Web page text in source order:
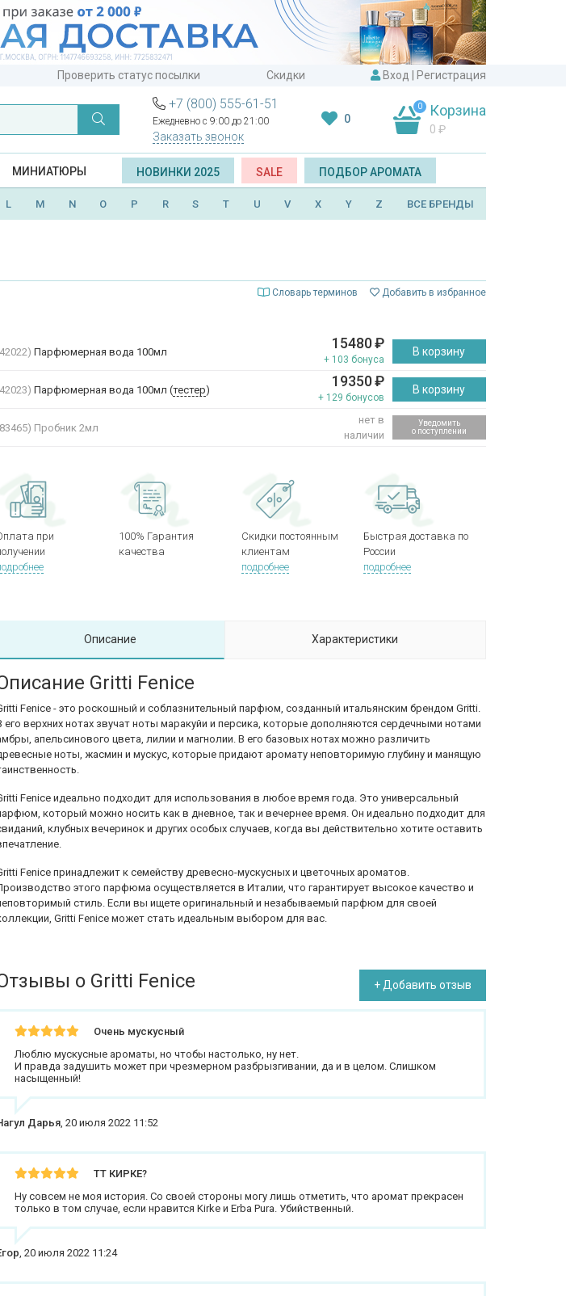
Проверить статус посылки Скидки Вход Регистрация
+7 (800) 555-61-51
Ежедневно с 9:00 до 21:00
Заказать звонок
0
0 Корзина
0 ₽
МИНИАТЮРЫ НОВИНКИ 2025 SALE ПОДБОР АРОМАТА
L M N O P R S T U V X Y Z ВСЕ БРЕНДЫ
Словарь терминов Добавить в избранное
Парфюмерная вода 100мл 15480₽
+ 103 бонуса
В корзину
Парфюмерная вода 100мл (тестер) 19350₽
+ 129 бонусов
В корзину
Пробник 2мл
нет в
наличии
Уведомить
о поступлении
при
100% Гарантия
качества
Скидки постоянным
клиентам
подробнее
Быстрая доставка по
России
подробнее
Описание Характеристики
Gritti Fenice
Fenice - это роскошный и соблазнительный парфюм, созданный итальянским брендом Gritti.
его верхних нотах звучат ноты маракуйи и персика, которые дополняются сердечными нотами
апельсинового цвета, лилии и магнолии. В его базовых нотах можно различить
ноты, жасмин и мускус, которые придают аромату неповторимую глубину и манящую
Fenice идеально подходит для использования в любое время года. Это универсальный
который можно носить как в дневное, так и вечернее время. Он идеально подходит для
клубных вечеринок и других особых случаев, когда вы действительно хотите оставить
Fenice принадлежит к семейству древесно-мускусных и цветочных ароматов.
этого парфюма осуществляется в Италии, что гарантирует высокое качество и
стиль. Если вы ищете оригинальный и незабываемый парфюм для своей
Gritti Fenice может стать идеальным выбором для вас.
о Gritti Fenice + Добавить отзыв
Очень мускусный
Люблю мускусные ароматы, но чтобы настолько, ну нет.
И правда задушить может при чрезмерном разбрызгивании, да и в целом. Слишком
насыщенный!
Дарья,20 июля 2022 11:52
ТТ КИРКЕ?
Ну совсем не моя история. Со своей стороны могу лишь отметить, что аромат прекрасен
только в том случае, если нравится Kirke и Erba Pura. Убийственный.
,20 июля 2022 11:24